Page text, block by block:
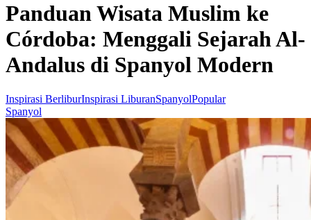
Panduan Wisata Muslim ke
Córdoba: Menggali Sejarah Al-
Andalus di Spanyol Modern
Inspirasi BerliburInspirasi LiburanSpanyolPopular
Spanyol